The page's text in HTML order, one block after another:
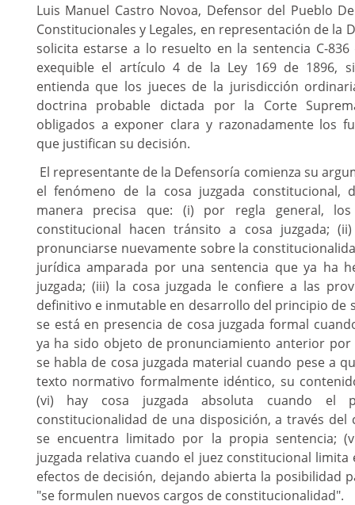
Luis Manuel Castro Novoa, Defensor del Pueblo
Constitucionales y Legales, en representación de la
solicita estarse a lo resuelto en la sentencia C-
exequible el artículo 4 de la Ley 169 de 1896,
entienda que los jueces de la jurisdicción
doctrina probable dictada por la Corte
obligados a exponer clara y razonadamente los
que justifican su decisión.
El representante de la Defensoría comienza su
el fenómeno de la cosa juzgada constitucional,
manera precisa que: (i) por regla general,
constitucional hacen tránsito a cosa juzgada;
pronunciarse nuevamente sobre la
jurídica amparada por una sentencia que ya ha
juzgada; (iii) la cosa juzgada le confiere a las
definitivo e inmutable en desarrollo del principio de
se está en presencia de cosa juzgada formal
ya ha sido objeto de pronunciamiento anterior por
se habla de cosa juzgada material cuando pese a
texto normativo formalmente idéntico, su
(vi) hay cosa juzgada absoluta cuando el
constitucionalidad de una disposición, a través
se encuentra limitado por la propia sentencia;
juzgada relativa cuando el juez constitucional
efectos de decisión, dejando abierta la posibilidad
"se formulen nuevos cargos de constitucionalidad".